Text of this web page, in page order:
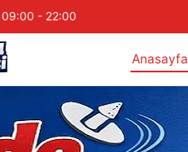
09:00 - 22:00
Anasayfa